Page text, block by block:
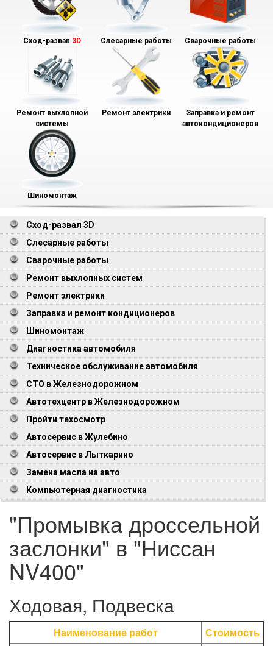
Сход-развал 3D Слесарные работы Сварочные работы
Ремонт выхлопной
системы
Ремонт электрики
Заправка и ремонт
автокондиционеров
Шиномонтаж
Сход-развал 3D
Слесарные работы
Сварочные работы
Ремонт выхлопных систем
Ремонт электрики
Заправка и ремонт кондиционеров
Шиномонтаж
Диагностика автомобиля
Техническое обслуживание автомобиля
СТО в Железнодорожном
Автотехцентр в Железнодорожном
Пройти техосмотр
Автосервис в Жулебино
Автосервис в Лыткарино
Замена масла на авто
Компьютерная диагностика
"Промывка дроссельной
заслонки" в "Ниссан
NV400"
Ходовая, Подвеска
Наименование работ
Стоимость